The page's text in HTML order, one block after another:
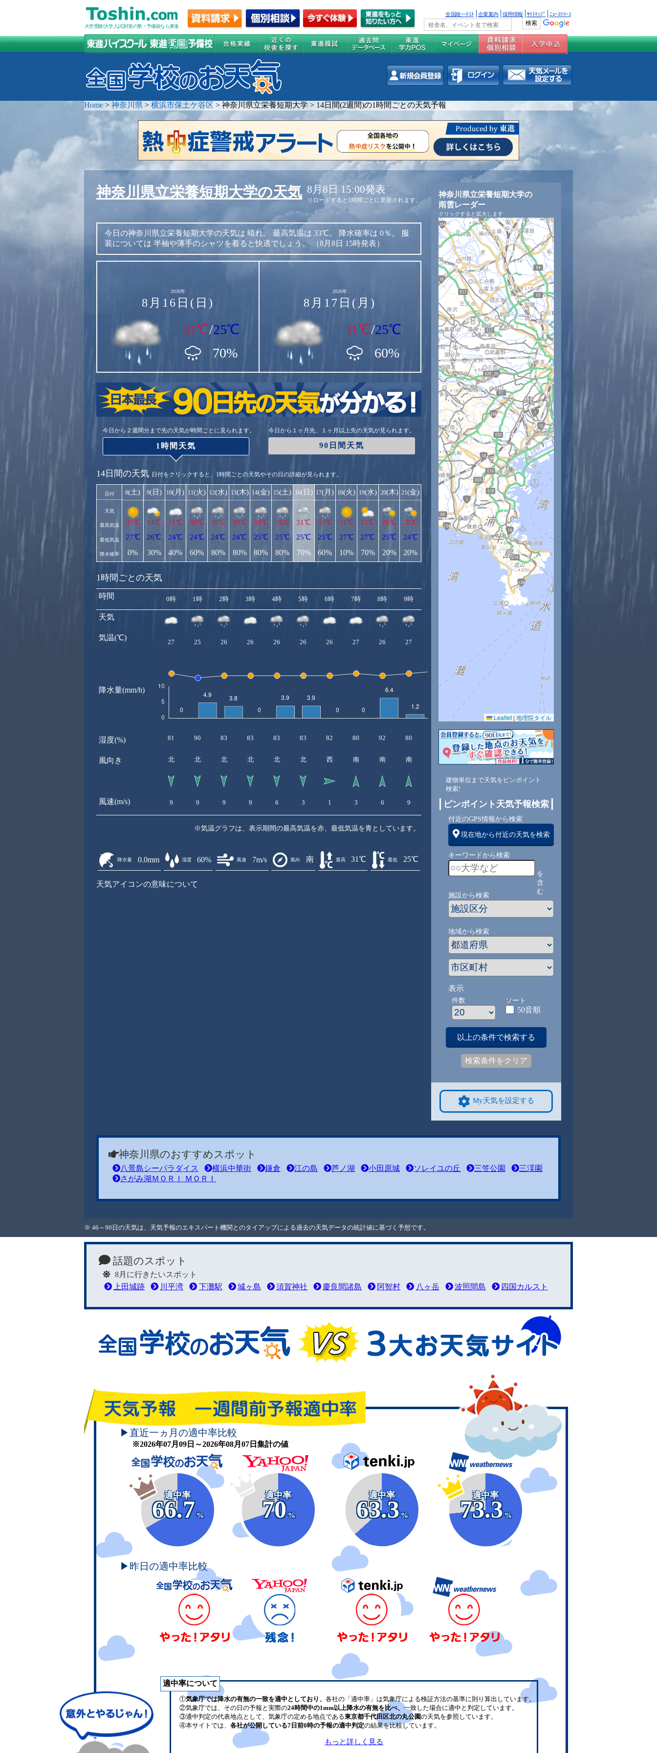
大学受験(大学入試)対策の塾・予備校なら東進
全国統一ﾃｽﾄ 企業案内 採用情報 ｻｲﾄﾏｯﾌﾟ ﾆｭｰｽﾘﾘｰｽ
Home > 神奈川県 > 横浜市保土ケ谷区 > 神奈川県立栄養短期大学 > 14日間(2週間)の1時間ごとの天気予報
神奈川県立栄養短期大学の天気 8月8日 15:00発表
リロードすると1時間ごとに更新されます。
今日の神奈川県立栄養短期大学の天気は 晴れ。 最高気温は 33℃。 降水確率は 0％。
服
装については 半袖や薄手のシャツを着ると快適でしょう。 （8月8日 15時発表）
2026年
8月16日(日)
31℃/25℃
70%
2026年
8月17日(月)
31℃/25℃
60%
今日から２週間分まで先の天気が時間ごとに見られます。
1時間天気
今日から１ヶ月先、１ヶ月以上先の天気が見られます。
90日間天気
14日間の天気 日付をクリックすると、1時間ごとの天気やその日の詳細が見られます。
日付
天気
最高気温
最低気温
降水確率
8(土)
33℃
27℃
0%
9(日)
34℃
26℃
30%
10(月)
31℃
24℃
40%
11(火)
30℃
24℃
60%
12(水)
30℃
24℃
80%
13(木)
30℃
24℃
80%
14(金)
30℃
25℃
80%
15(土)
28℃
25℃
80%
16(日)
31℃
25℃
70%
17(月)
31℃
25℃
60%
18(火)
31℃
27℃
10%
19(水)
31℃
27℃
70%
20(木)
29℃
25℃
20%
21(金)
28℃
24℃
20%
1時間ごとの天気
時間
天気
気温(℃)
降水量(mm/h)
湿度(%)
風向き
風速(m/s)
0時 1時 2時 3時 4時 5時 6時 7時 8時 9時 13時 14時
27 25 26 26 26 26 26 27 26 27 30
81 90 83 83 83 83 82 80 92 80 67 64 67 63
北 北 北 北 北 北 西 南 南 南 南 南 南
9 9 9 9 6 3 1 3 6 9 8 8 8 8
※気温グラフは、表示期間の最高気温を赤、最低気温を青としています。
降水量 0.0mm 湿度 60% 風速 7m/s 風向 南 最高 31℃ 最低 25℃
天気アイコンの意味について
神奈川県立栄養短期大学の
雨雲レーダー
クリックすると拡大します
Leaflet | 地理院タイル
建物単位まで天気をピンポイント
検索!
ピンポイント天気予報検索
付近のGPS情報から検索
現在地から付近の天気を検索
キーワードから検索
を
含
む
施設から検索
地域から検索
表示
件数 ソート
50音順
以上の条件で検索する
検索条件をクリア
My天気を設定する
神奈川県のおすすめスポット
八景島シーパラダイス 横浜中華街 鎌倉 江の島 芦ノ湖 小田原城 ソレイユの丘 三笠公園
三渓園
さがみ湖ＭＯＲＩ ＭＯＲＩ
※ 46～90日の天気は、天気予報のエキスパート機関とのタイアップによる過去の天気データの統計値に基づく予想です。
話題のスポット
8月に行きたいスポット
上田城跡
川平湾 下灘駅 城ヶ島 須賀神社 慶良間諸島 阿智村 八ヶ岳 波照間島 四国カルスト
▶直近一ヵ月の適中率比較
※2026年07月09日～2026年08月07日集計の値
適中率
66.7
%
適中率
70
%
適中率
63.3
%
適中率
73.3
%
▶昨日の適中率比較
適中率について
①気象庁では降水の有無の一致を適中としており、 各社の「適中率」は気象庁による検証方法の基準に則り算出しています。
②気象庁では、その日の予報と実際の24時間中の1mm以上降水の有無を比べ、 一致した場合に適中と判定しています。
③適中判定の代表地点として、気象庁の定める地点である東京都千代田区北の丸公園の天気を参照しています。
④本サイトでは、 各社が公開している7日前0時の予報の適中判定の結果を比較しています。
もっと詳しく見る